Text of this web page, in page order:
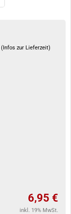
(Infos zur Lieferzeit)
6,95 €
inkl. 19% MwSt.